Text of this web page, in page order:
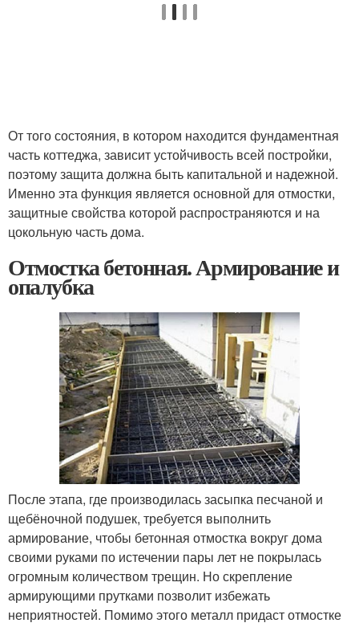
От того состояния, в котором находится фундаментная
часть коттеджа, зависит устойчивость всей постройки,
поэтому защита должна быть капитальной и надежной.
Именно эта функция является основной для отмостки,
защитные свойства которой распространяются и на
цокольную часть дома.
Отмостка бетонная. Армирование и
опалубка
После этапа, где производилась засыпка песчаной и
щебёночной подушек, требуется выполнить
армирование, чтобы бетонная отмостка вокруг дома
своими руками по истечении пары лет не покрылась
огромным количеством трещин. Но скрепление
армирующими прутками позволит избежать
неприятностей. Помимо этого металл придаст отмостке